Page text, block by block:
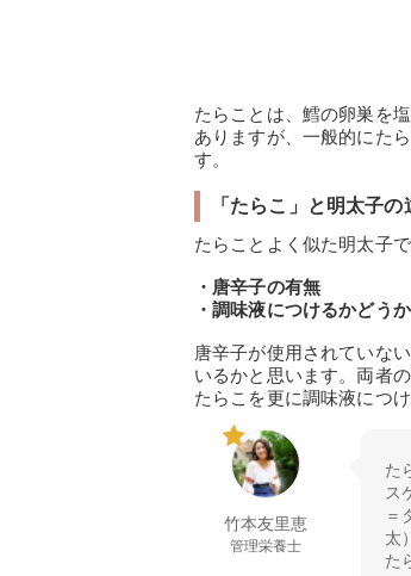
たらことは、鱈の卵巣を
ありますが、一般的にた
す。
「たらこ」と明太子の
たらことよく似た明太子
・唐辛子の有無
・調味液につけるかどうか
唐辛子が使用されていな
いるかと思います。両者
たらこを更に調味液につ
竹本友里恵
管理栄養士
た
ス
＝
太
た